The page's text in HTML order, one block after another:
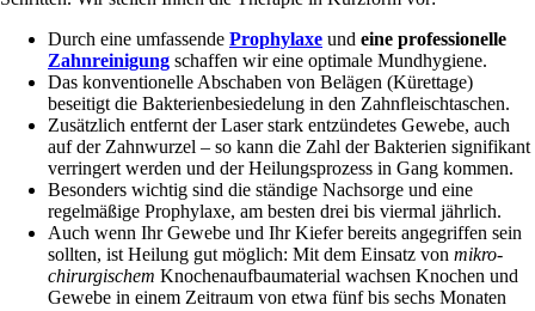
Durch eine umfassende Prophylaxe und eine professionelle
Zahnreinigung schaffen wir eine optimale Mundhygiene.
Das konventionelle Abschaben von Belägen (Kürettage)
beseitigt die Bakterienbesiedelung in den Zahnfleischtaschen.
Zusätzlich entfernt der Laser stark entzündetes Gewebe, auch
auf der Zahnwurzel – so kann die Zahl der Bakterien signifikant
verringert werden und der Heilungsprozess in Gang kommen.
Besonders wichtig sind die ständige Nachsorge und eine
regelmäßige Prophylaxe, am besten drei bis viermal jährlich.
Auch wenn Ihr Gewebe und Ihr Kiefer bereits angegriffen sein
sollten, ist Heilung gut möglich: Mit dem Einsatz von mikro-
chirurgischem Knochenaufbaumaterial wachsen Knochen und
Gewebe in einem Zeitraum von etwa fünf bis sechs Monaten